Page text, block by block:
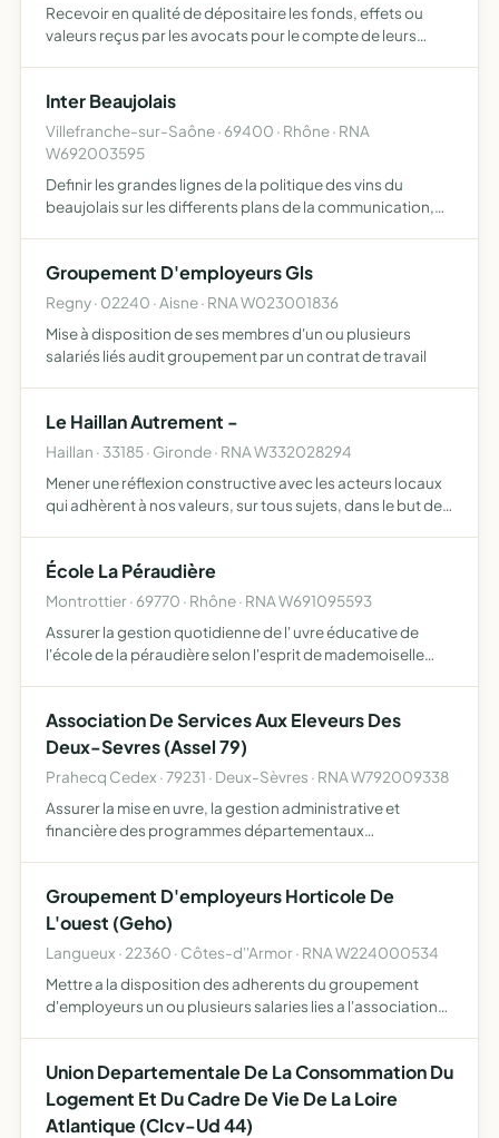
Recevoir en qualité de dépositaire les fonds, effets ou
valeurs reçus par les avocats pour le compte de leurs
prises par…
Inter Beaujolais
Villefranche-sur-Saône · 69400 · Rhône · RNA
W692003595
Definir les grandes lignes de la politique des vins du
beaujolais sur les differents plans de la communication,
Groupement D'employeurs Gls
Regny · 02240 · Aisne · RNA W023001836
Mise à disposition de ses membres d'un ou plusieurs
salariés liés audit groupement par un contrat de travail
Le Haillan Autrement -
Haillan · 33185 · Gironde · RNA W332028294
Mener une réflexion constructive avec les acteurs locaux
qui adhèrent à nos valeurs, sur tous sujets, dans le but de
École La Péraudière
Montrottier · 69770 · Rhône · RNA W691095593
Assurer la gestion quotidienne de l' uvre éducative de
l'école de la péraudière selon l'esprit de mademoiselle
Association De Services Aux Eleveurs Des
Deux-Sevres (Assel 79)
Prahecq Cedex · 79231 · Deux-Sèvres · RNA W792009338
Assurer la mise en uvre, la gestion administrative et
financière des programmes départementaux
application de …
Groupement D'employeurs Horticole De
L'ouest (Geho)
Langueux · 22360 · Côtes-d''Armor · RNA W224000534
Mettre a la disposition des adherents du groupement
d'employeurs un ou plusieurs salaries lies a l'association
Union Departementale De La Consommation Du
Logement Et Du Cadre De Vie De La Loire
Atlantique (Clcv-Ud 44)